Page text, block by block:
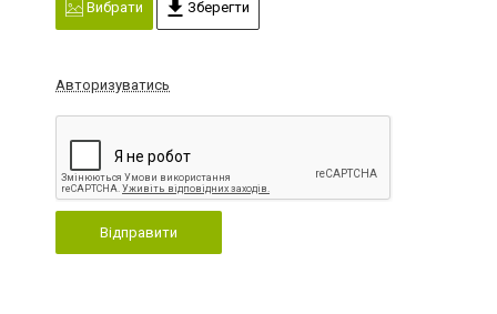
Вибрати
Зберегти
Авторизуватись
Відправити